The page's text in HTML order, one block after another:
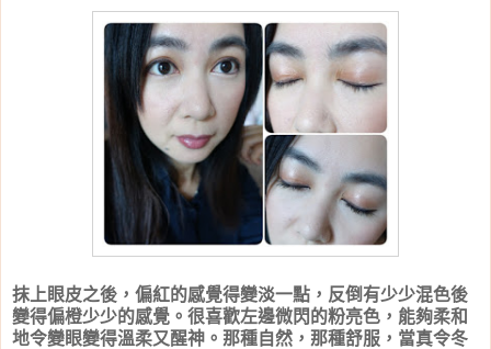
抹上眼皮之後，偏紅的感覺得變淡一點，反倒有少少混色後
變得偏橙少少的感覺。很喜歡左邊微閃的粉亮色，能夠柔和
地令變眼變得溫柔又醒神。那種自然，那種舒服，當真令冬